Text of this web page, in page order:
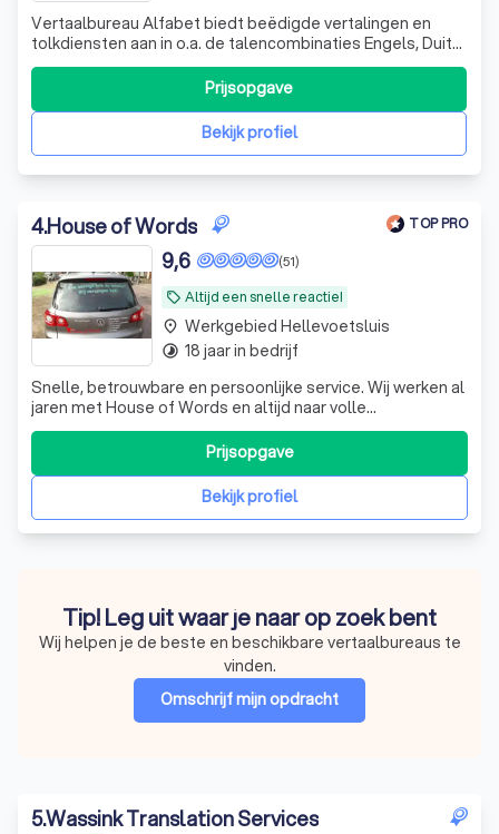
Vertaalbureau Alfabet biedt beëdigde vertalingen en
tolkdiensten aan in o.a. de talencombinaties Engels, Duits,
Frans, Spaans, Portugees maar ook Turks, Arabisch,
Marokkaans en Farsi. Voor overige talen kunt u vrijblijvend
contant met ons opnemen Persoonlijke Tolkdiensten
Alfabet Gerechtstolken & JuBekijk profiel
Prijsopgave
4.House of Words TOP PRO
local_offer Altijd een snelle reactie!
(51)
9,6
Snelle, betrouwbare en persoonlijke service. Wij werken al
jaren met House of Words en altijd naar volle
tevredenheid!
Bekijk profiel
Prijsopgave
place Werkgebied Hellevoetsluis
timelapse 18 jaar in bedrijf
Tip! Leg uit waar je naar op zoek bent
Wij helpen je de beste en beschikbare vertaalbureaus te
vinden.
Omschrijf mijn opdracht
5.Wassink Translation Services